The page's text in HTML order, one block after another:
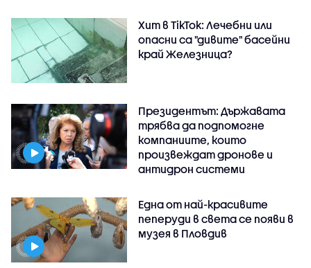
Хит в TikTok: Лечебни или
опасни са "дивите" басейни
край Железница?
Президентът: Държавата
трябва да подпомогне
компаниите, които
произвеждат дронове и
антидрон системи
Една от най-красивите
пеперуди в света се появи в
музея в Пловдив